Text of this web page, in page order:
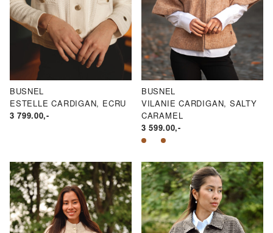
BUSNEL
ESTELLE CARDIGAN, ECRU
3 799.00,-
BUSNEL
VILANIE CARDIGAN, SALTY
CARAMEL
3 599.00,-